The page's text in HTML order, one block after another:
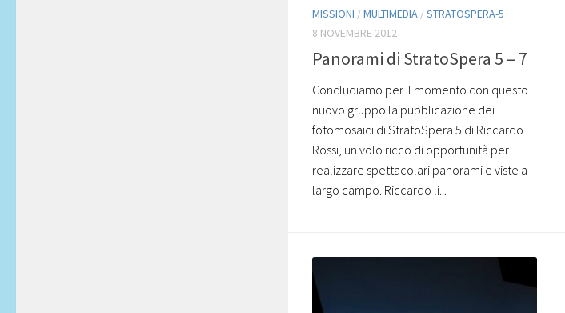
MISSIONI /MULTIMEDIA /STRATOSPERA-5
8 NOVEMBRE 2012
Panorami di StratoSpera 5 – 7
Concludiamo per il momento con questo
nuovo gruppo la pubblicazione dei
fotomosaici di StratoSpera 5 di Riccardo
Rossi, un volo ricco di opportunità per
realizzare spettacolari panorami e viste a
largo campo. Riccardo li...